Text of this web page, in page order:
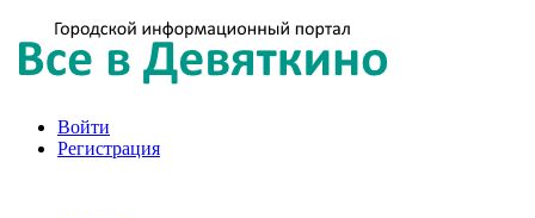
Войти
Регистрация